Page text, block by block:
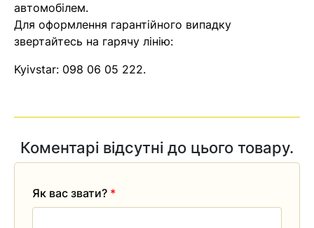
автомобілем.
Для оформлення гарантійного випадку
звертайтесь на гарячу лінію:
Kyivstar: 098 06 05 222.
Коментарі відсутні до цього товару.
Як вас звати? *